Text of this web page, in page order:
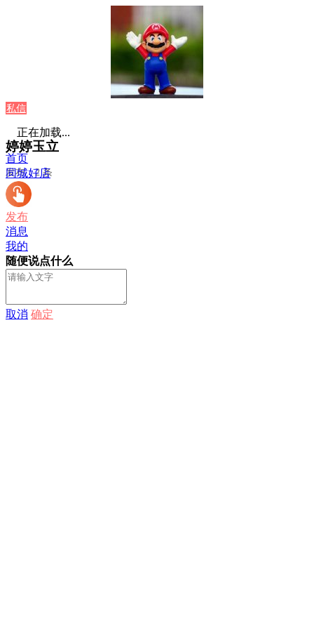
私信
婷婷玉立
发布：2 条
正在加载...
首页
同城好店
发布
消息
我的
随便说点什么
取消 确定